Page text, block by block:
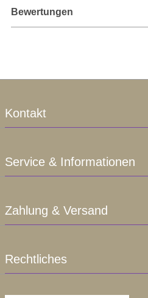
Bewertungen
Kontakt
Service & Informationen
Zahlung & Versand
Rechtliches